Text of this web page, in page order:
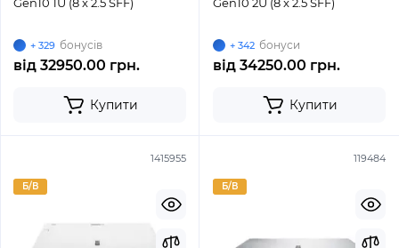
+ 329 бонусів
від 32950.00 грн.
Купити
+ 342 бонуси
від 34250.00 грн.
Купити
1415955
Б/В
119484
Б/В